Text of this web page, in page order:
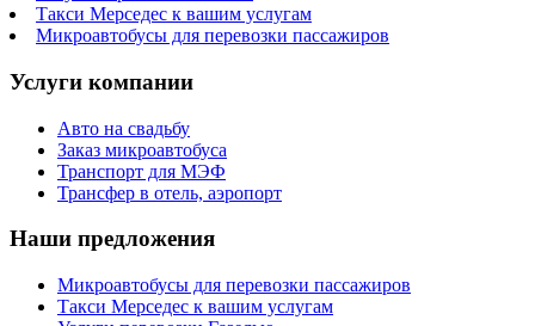
Такси Мерседес к вашим услугам
Микроавтобусы для перевозки пассажиров
Услуги компании
Авто на свадьбу
Заказ микроавтобуса
Транспорт для МЭФ
Трансфер в отель, аэропорт
Наши предложения
Микроавтобусы для перевозки пассажиров
Такси Мерседес к вашим услугам